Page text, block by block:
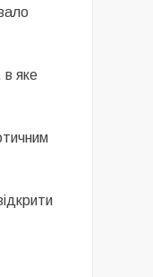
в яке